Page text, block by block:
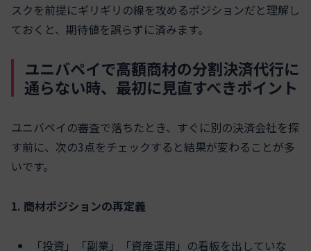
スクを前提にギリギリの線を攻めるポジションだと理解し
ておくと、期待値を誤らずに済みます。
ユニバペイで高額商材の分割決済代行に
通らない時、最初に見直すべきポイント
ユニバペイの審査で落ちたとき、すぐに別の決済会社を探
す前に、次の3点をチェックすると結果が変わることが多
いです。
1. 商材ポジションの再定義
「投資」「副業」「資産運用」の看板を出していな